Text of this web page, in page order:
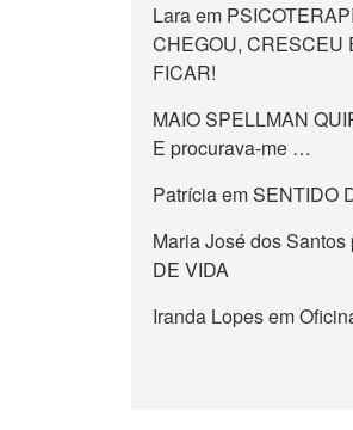
Laraem
CHEGOU, CRESCEU
FICAR!
MAIO SPELLMAN
E procurava-me …
PatríciaemSENTIDO
Maria José dos Santos
DE VIDA
Iranda Lopesem